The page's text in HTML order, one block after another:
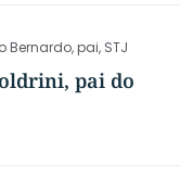
Bernardo,pai, STJ
pai do